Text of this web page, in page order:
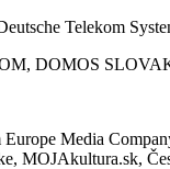
Telekom
DOMOS
Europe Media
MOJAkultura.sk,